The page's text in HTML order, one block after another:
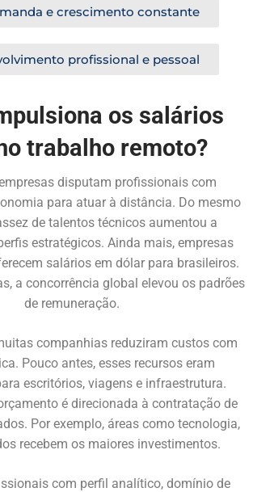
e crescimento constante
profissional e pessoal
os salários
trabalho remoto?
disputam profissionais com
para atuar à distância. Do mesmo
de talentos técnicos aumentou a
estratégicos. Ainda mais, empresas
salários em dólar para brasileiros.
a concorrência global elevou os padrões
de remuneração.
companhias reduziram custos com
Pouco antes, esses recursos eram
escritórios, viagens e infraestrutura.
é direcionada à contratação de
Por exemplo, áreas como tecnologia,
recebem os maiores investimentos.
com perfil analítico, domínio de